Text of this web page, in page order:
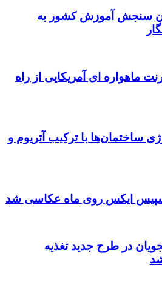
سنجش آموزش کشور به
ماهواره ای آمریکایی از راه
ساختمان‌ها با ترکیب آتریوم و
ایکس روی ماه عکاسی شد
در طرح جدید تغذیه